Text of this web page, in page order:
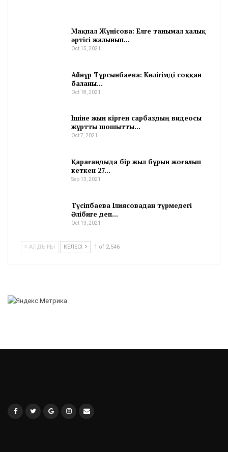
Мақпал Жүнісова: Елге танымал халық
әртісі жалынып…
Oct 15, 2021
Айнұр Тұрсынбаева: Көлігімді соққан
баланы…
Oct 18, 2021
Ішіне жын кірген сарбаздың видеосы
жұртты шошытты…
Oct 7, 2021
Қарағандыда бір жыл бұрын жоғалып
кеткен 27…
Sep 13, 2021
Түсіпбаева Ілиясовадан түрмедегі
Әлібиге деп…
Oct 13, 2021
АЛДЫҢҒЫ КЕЛЕСІ 1 of 2,546